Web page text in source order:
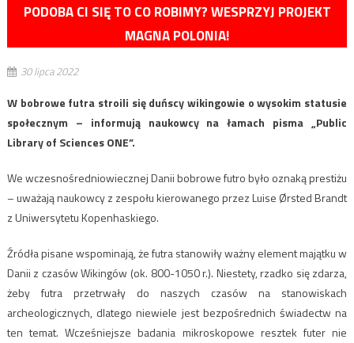
PODOBA CI SIĘ TO CO ROBIMY? WESPRZYJ PROJEKT
MAGNA POLONIA!
30 lipca 2022
W bobrowe futra stroili się duńscy wikingowie o wysokim statusie
społecznym – informują naukowcy na łamach pisma „Public
Library of Sciences ONE”.
We wczesnośredniowiecznej Danii bobrowe futro było oznaką prestiżu
– uważają naukowcy z zespołu kierowanego przez Luise Ørsted Brandt
z Uniwersytetu Kopenhaskiego.
Źródła pisane wspominają, że futra stanowiły ważny element majątku w
Danii z czasów Wikingów (ok. 800-1050 r.). Niestety, rzadko się zdarza,
żeby futra przetrwały do naszych czasów na stanowiskach
archeologicznych, dlatego niewiele jest bezpośrednich świadectw na
ten temat. Wcześniejsze badania mikroskopowe resztek futer nie